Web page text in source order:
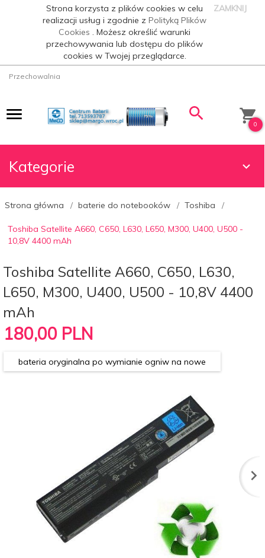
Strona korzysta z plików cookies w celu
realizacji usług i zgodnie zPolityką Plików
Cookies. Możesz określić warunki
przechowywania lub dostępu do plików
cookies w Twojej przeglądarce.
ZAMKNIJ
Przechowalnia
0
Kategorie
Strona główna baterie do notebooków Toshiba
Toshiba Satellite A660, C650, L630, L650, M300, U400, U500 -
10,8V 4400 mAh
Toshiba Satellite A660, C650, L630,
L650, M300, U400, U500 - 10,8V 4400
mAh
180,00 PLN
bateria oryginalna po wymianie ogniw na nowe